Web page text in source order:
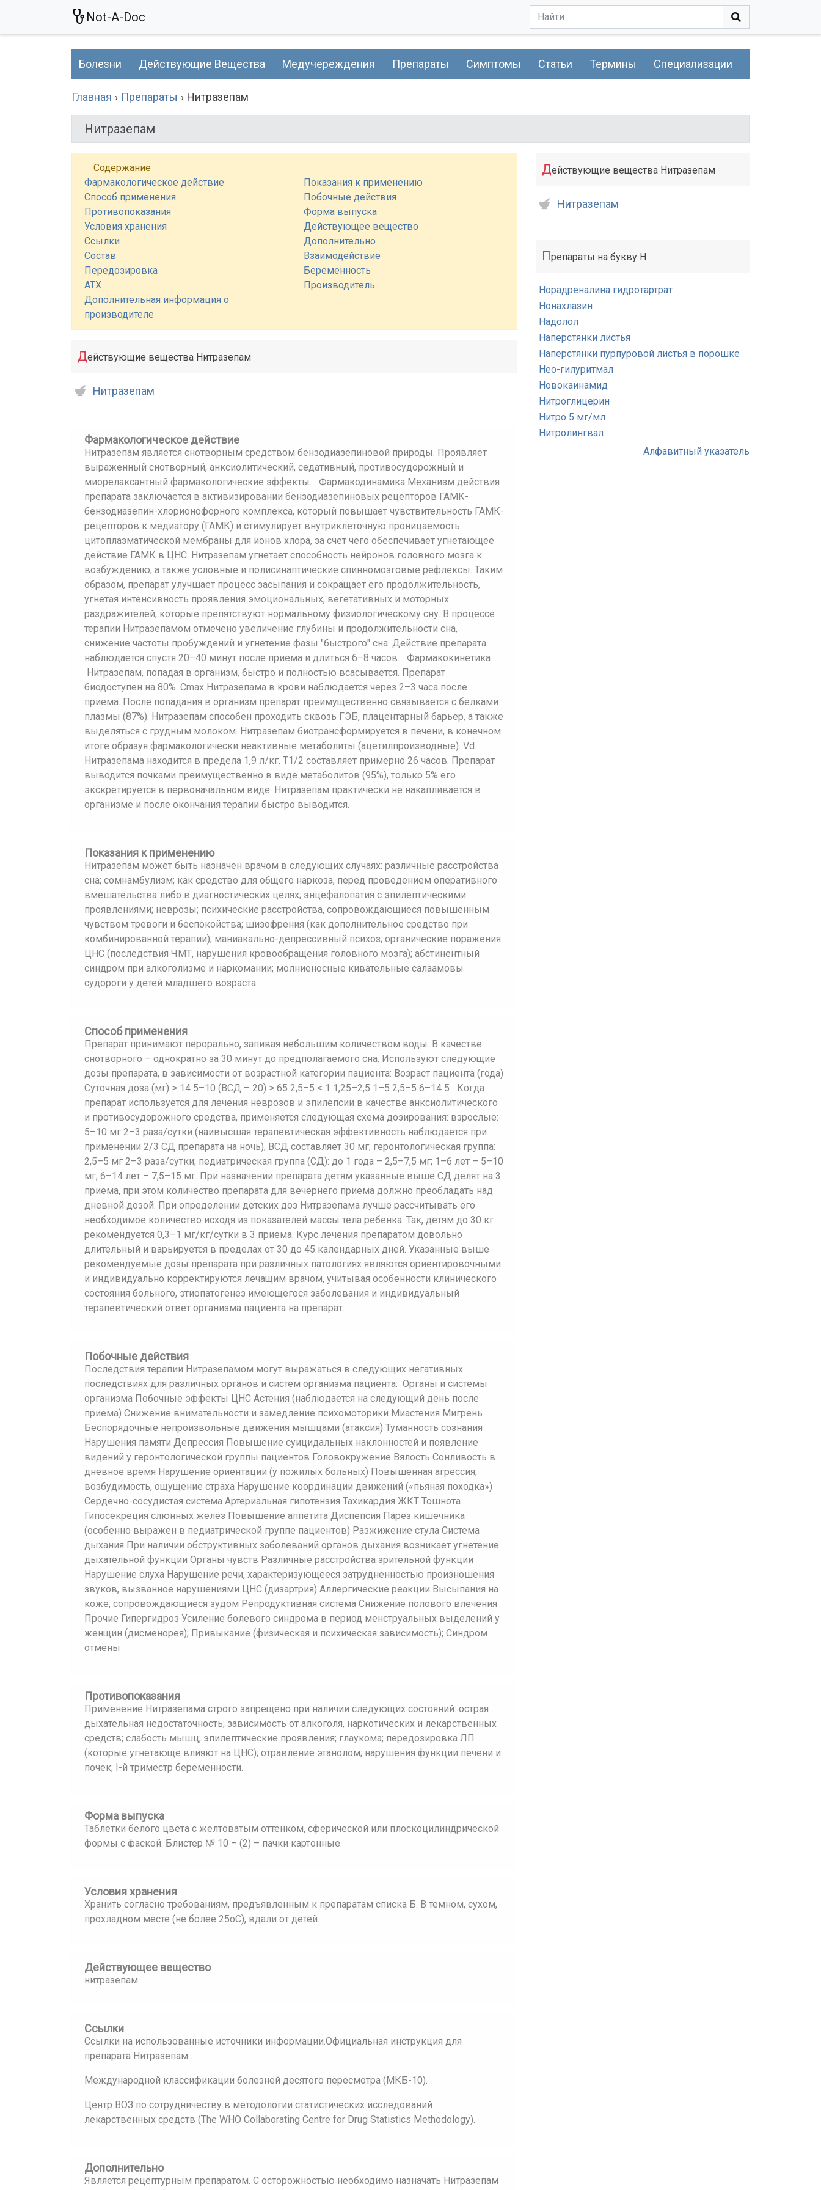
Not-A-Doc
Болезни Действующие Вещества Медучереждения Препараты Симптомы Статьи Термины Специализации
Главная Препараты Нитразепам
Нитразепам
Содержание
Фармакологическое действие
Показания к применению
Способ применения
Побочные действия
Противопоказания
Форма выпуска
Условия хранения
Действующее вещество
Ссылки
Дополнительно
Состав
Взаимодействие
Передозировка
Беременность
АТХ
Производитель
Дополнительная информация о
производителе
Действующие вещества Нитразепам
Нитразепам
Фармакологическое действие
Нитразепам является снотворным средством бензодиазепиновой природы. Проявляет
выраженный снотворный, анксиолитический, седативный, противосудорожный и
миорелаксантный фармакологические эффекты. Фармакодинамика Механизм действия
препарата заключается в активизировании бензодиазепиновых рецепторов ГАМК-
бензодиазепин-хлорионофорного комплекса, который повышает чувствительность ГАМК-
рецепторов к медиатору (ГАМК) и стимулирует внутриклеточную проницаемость
цитоплазматической мембраны для ионов хлора, за счет чего обеспечивает угнетающее
действие ГАМК в ЦНС. Нитразепам угнетает способность нейронов головного мозга к
возбуждению, а также условные и полисинаптические спинномозговые рефлексы. Таким
образом, препарат улучшает процесс засыпания и сокращает его продолжительность,
угнетая интенсивность проявления эмоциональных, вегетативных и моторных
раздражителей, которые препятствуют нормальному физиологическому сну. В процессе
терапии Нитразепамом отмечено увеличение глубины и продолжительности сна,
снижение частоты пробуждений и угнетение фазы "быстрого" сна. Действие препарата
наблюдается спустя 20–40 минут после приема и длиться 6–8 часов. Фармакокинетика
Нитразепам, попадая в организм, быстро и полностью всасывается. Препарат
биодоступен на 80%. Cmax Нитразепама в крови наблюдается через 2–3 часа после
приема. После попадания в организм препарат преимущественно связывается с белками
плазмы (87%). Нитразепам способен проходить сквозь ГЭБ, плацентарный барьер, а также
выделяться с грудным молоком. Нитразепам биотрансформируется в печени, в конечном
итоге образуя фармакологически неактивные метаболиты (ацетилпроизводные). Vd
Нитразепама находится в предела 1,9 л/кг. T1/2 составляет примерно 26 часов. Препарат
выводится почками преимущественно в виде метаболитов (95%), только 5% его
экскретируется в первоначальном виде. Нитразепам практически не накапливается в
организме и после окончания терапии быстро выводится.
Показания к применению
Нитразепам может быть назначен врачом в следующих случаях: различные расстройства
сна; сомнамбулизм; как средство для общего наркоза, перед проведением оперативного
вмешательства либо в диагностических целях; энцефалопатия с эпилептическими
проявлениями; неврозы; психические расстройства, сопровождающиеся повышенным
чувством тревоги и беспокойства; шизофрения (как дополнительное средство при
комбинированной терапии); маниакально-депрессивный психоз; органические поражения
ЦНС (последствия ЧМТ, нарушения кровообращения головного мозга); абстинентный
синдром при алкоголизме и наркомании; молниеносные кивательные салаамовы
судороги у детей младшего возраста.
Способ применения
Препарат принимают перорально, запивая небольшим количеством воды. В качестве
снотворного – однократно за 30 минут до предполагаемого сна. Используют следующие
дозы препарата, в зависимости от возрастной категории пациента: Возраст пациента (года)
Суточная доза (мг) ˃ 14 5–10 (ВСД – 20) ˃ 65 2,5–5 ˂ 1 1,25–2,5 1–5 2,5–5 6–14 5 Когда
препарат используется для лечения неврозов и эпилепсии в качестве анксиолитического
и противосудорожного средства, применяется следующая схема дозирования: взрослые:
5–10 мг 2–3 раза/сутки (наивысшая терапевтическая эффективность наблюдается при
применении 2/3 СД препарата на ночь), ВСД составляет 30 мг; геронтологическая группа:
2,5–5 мг 2–3 раза/сутки; педиатрическая группа (СД): до 1 года – 2,5–7,5 мг; 1–6 лет – 5–10
мг; 6–14 лет – 7,5–15 мг. При назначении препарата детям указанные выше СД делят на 3
приема, при этом количество препарата для вечернего приема должно преобладать над
дневной дозой. При определении детских доз Нитразепама лучше рассчитывать его
необходимое количество исходя из показателей массы тела ребенка. Так, детям до 30 кг
рекомендуется 0,3–1 мг/кг/сутки в 3 приема. Курс лечения препаратом довольно
длительный и варьируется в пределах от 30 до 45 календарных дней. Указанные выше
рекомендуемые дозы препарата при различных патологиях являются ориентировочными
и индивидуально корректируются лечащим врачом, учитывая особенности клинического
состояния больного, этиопатогенез имеющегося заболевания и индивидуальный
терапевтический ответ организма пациента на препарат.
Побочные действия
Последствия терапии Нитразепамом могут выражаться в следующих негативных
последствиях для различных органов и систем организма пациента: Органы и системы
организма Побочные эффекты ЦНС Астения (наблюдается на следующий день после
приема) Снижение внимательности и замедление психомоторики Миастения Мигрень
Беспорядочные непроизвольные движения мышцами (атаксия) Туманность сознания
Нарушения памяти Депрессия Повышение суицидальных наклонностей и появление
видений у геронтологической группы пациентов Головокружение Вялость Сонливость в
дневное время Нарушение ориентации (у пожилых больных) Повышенная агрессия,
возбудимость, ощущение страха Нарушение координации движений («пьяная походка»)
Сердечно-сосудистая система Артериальная гипотензия Тахикардия ЖКТ Тошнота
Гипосекреция слюнных желез Повышение аппетита Диспепсия Парез кишечника
(особенно выражен в педиатрической группе пациентов) Разжижение стула Система
дыхания При наличии обструктивных заболеваний органов дыхания возникает угнетение
дыхательной функции Органы чувств Различные расстройства зрительной функции
Нарушение слуха Нарушение речи, характеризующееся затрудненностью произношения
звуков, вызванное нарушениями ЦНС (дизартрия) Аллергические реакции Высыпания на
коже, сопровождающиеся зудом Репродуктивная система Снижение полового влечения
Прочие Гипергидроз Усиление болевого синдрома в период менструальных выделений у
женщин (дисменорея); Привыкание (физическая и психическая зависимость); Синдром
отмены
Противопоказания
Применение Нитразепама строго запрещено при наличии следующих состояний: острая
дыхательная недостаточность; зависимость от алкоголя, наркотических и лекарственных
средств; слабость мышц; эпилептические проявления; глаукома; передозировка ЛП
(которые угнетающе влияют на ЦНС); отравление этанолом; нарушения функции печени и
почек; I-й триместр беременности.
Форма выпуска
Таблетки белого цвета с желтоватым оттенком, сферической или плоскоцилиндрической
формы с фаской. Блистер № 10 – (2) – пачки картонные.
Условия хранения
Хранить согласно требованиям, предъявленным к препаратам списка Б. В темном, сухом,
прохладном месте (не более 25oС), вдали от детей.
Действующее вещество
нитразепам
Ссылки
Ссылки на использованные источники информации.Официальная инструкция для
препарата Нитразепам .
Международной классификации болезней десятого пересмотра (МКБ-10).
Центр ВОЗ по сотрудничеству в методологии статистических исследований
лекарственных средств (The WHO Collaborating Centre for Drug Statistics Methodology).
Дополнительно
Является рецептурным препаратом. С осторожностью необходимо назначать Нитразепам
Действующие вещества Нитразепам
Нитразепам
Препараты на букву Н
Норадреналина гидротартрат
Нонахлазин
Надолол
Наперстянки листья
Наперстянки пурпуровой листья в порошке
Нео-гилуритмал
Новокаинамид
Нитроглицерин
Нитро 5 мг/мл
Нитролингвал
Алфавитный указатель